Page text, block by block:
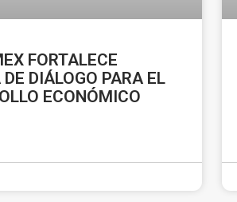
FORTALECE
DIÁLOGO PARA EL
ECONÓMICO